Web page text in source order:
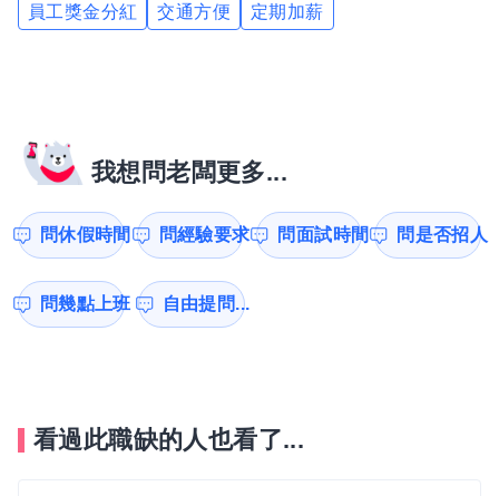
員工獎金分紅 交通方便 定期加薪
我想問老闆更多...
問休假時間 問經驗要求 問面試時間 問是否招人
問幾點上班 自由提問...
看過此職缺的人也看了...